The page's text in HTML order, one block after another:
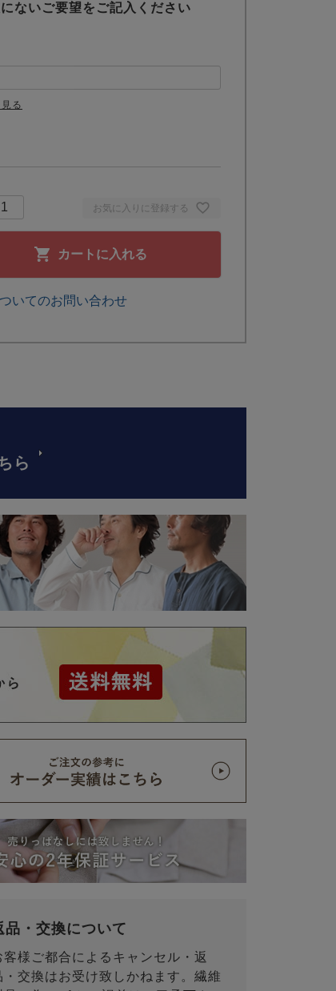
お気に入りに登録する
カートに入れる
にないご要望をご記入ください
る
いてのお問い合わせ
ら
品・交換について
客様ご都合によるキャンセル・返
・交換はお受け致しかねます。繊維